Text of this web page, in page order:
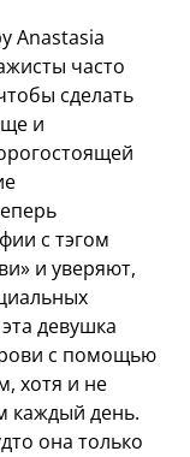
Anastasia
часто
сделать
и
с тэгом
и уверяют,
девушка
с помощью
хотя и не
каждый день.
она только